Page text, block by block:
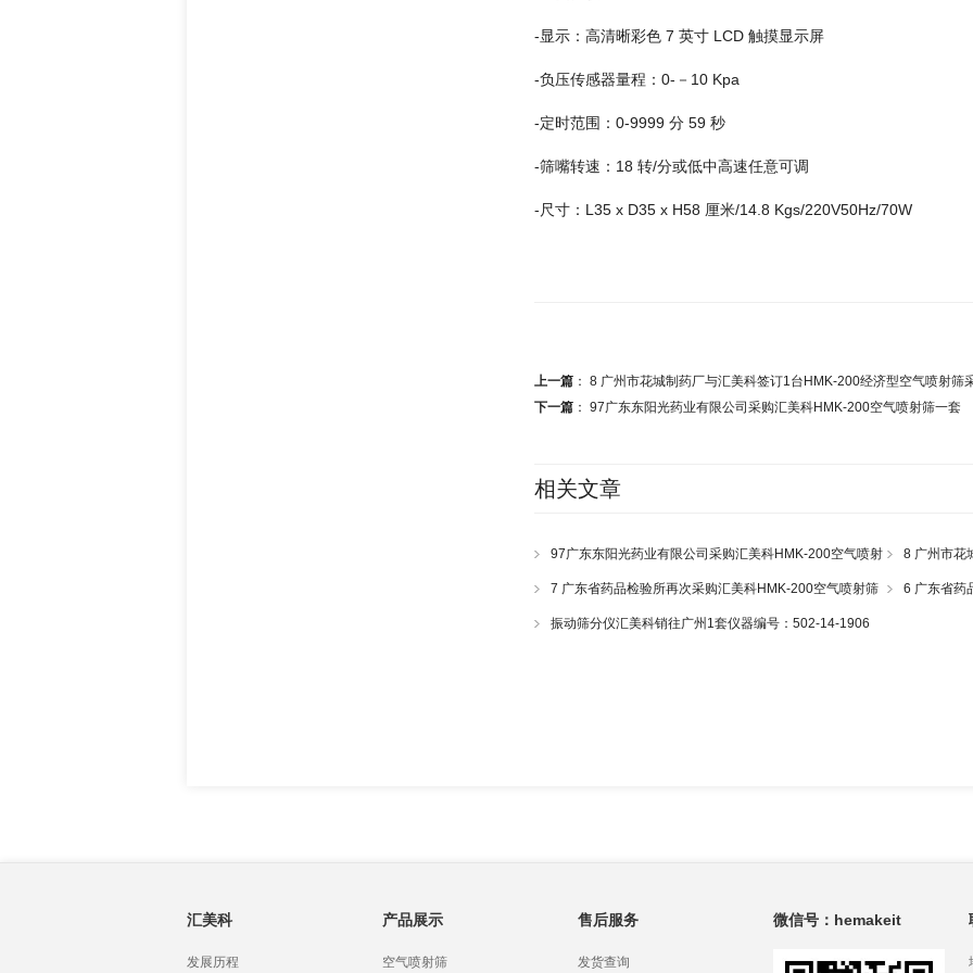
-显示：高清晰彩色 7 英寸 LCD 触摸显示屏
-负压传感器量程：0-－10 Kpa
-定时范围：0-9999 分 59 秒
-筛嘴转速：18 转/分或低中高速任意可调
-尺寸：L35 x D35 x H58 厘米/14.8 Kgs/220V50Hz/70W
上一篇 ： 8 广州市花城制药厂与汇美科签订1台HMK-200经济型空气喷射筛
下一篇 ： 97广东东阳光药业有限公司采购汇美科HMK-200空气喷射筛一套
相关文章
97广东东阳光药业有限公司采购汇美科HMK-200空气喷射
筛一套
8 广州市花
喷射筛采购合
7 广东省药品检验所再次采购汇美科HMK-200空气喷射筛
一台
6 广东省药
振动筛分仪汇美科销往广州1套仪器编号：502-14-1906
汇美科
发展历程
产品展示
空气喷射筛
售后服务
发货查询
微信号：hemakeit